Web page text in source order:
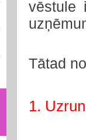
vēstule
Tātad
1.